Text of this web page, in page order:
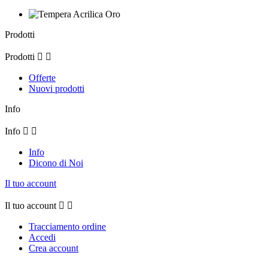
Prodotti
Prodotti  
Offerte
Nuovi prodotti
Info
Info  
Info
Dicono di Noi
Il tuo account
Il tuo account  
Tracciamento ordine
Accedi
Crea account